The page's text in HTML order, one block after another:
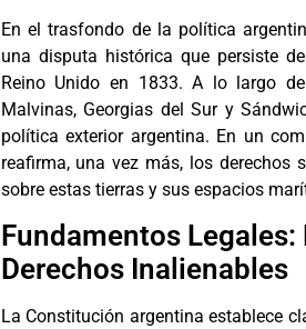
En el trasfondo de la política
una disputa histórica que persiste
Reino Unido en 1833. A lo largo
Malvinas, Georgias del Sur y
política exterior argentina. En un
reafirma, una vez más, los derechos
sobre estas tierras y sus espacios
Fundamentos
Derechos Inalienables
La Constitución argentina establece